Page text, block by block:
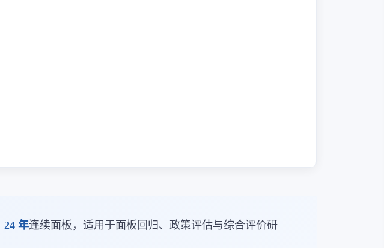
24 年连续面板，适用于面板回归、政策评估与综合评价研